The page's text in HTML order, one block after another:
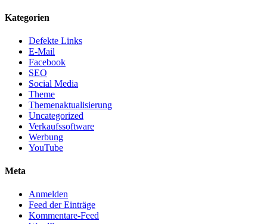
Kategorien
Defekte Links
E-Mail
Facebook
SEO
Social Media
Theme
Themenaktualisierung
Uncategorized
Verkaufssoftware
Werbung
YouTube
Meta
Anmelden
Feed der Einträge
Kommentare-Feed